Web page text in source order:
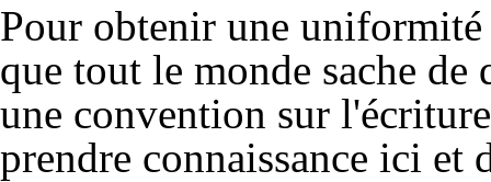
Pour obtenir une
que tout le monde sache
une convention sur
prendre connaissance ici et